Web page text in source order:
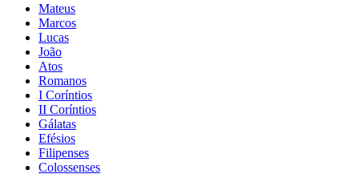
Mateus
Marcos
Lucas
João
Atos
Romanos
I Coríntios
II Coríntios
Gálatas
Efésios
Filipenses
Colossenses